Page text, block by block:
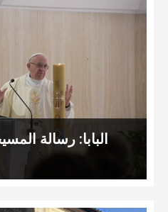
البابا: رسالة